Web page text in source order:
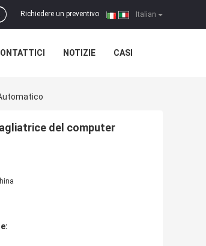
Italian
Richiedere un preventivo |
NOTIZIE CASI
del computer